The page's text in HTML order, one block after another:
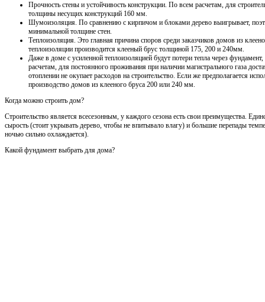
Прочность стены и устойчивость конструкции. По всем расчетам, для
толщины несущих конструкций 160 мм.
Шумоизоляция. По сравнению с кирпичом и блоками дерево выигрывает,
минимальной толщине стен.
Теплоизоляция. Это главная причина споров среди заказчиков домов из
теплоизоляции производится клееный брус толщиной 175, 200 и 240мм.
Даже в доме с усиленной теплоизоляцией будут потери тепла через
расчетам, для постоянного проживания при наличии магистрального газа
отоплении не окупает расходов на строительство. Если же предполагается
производство домов из клееного бруса 200 или 240 мм.
Когда можно строить дом?
Строительство является всесезонным, у каждого сезона есть свои преимущества.
сырость (стоит укрывать дерево, чтобы не впитывало влагу) и большие перепады
ночью сильно охлаждается).
Какой фундамент выбрать для дома?